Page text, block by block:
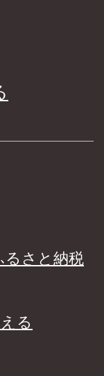
るさと納税
る